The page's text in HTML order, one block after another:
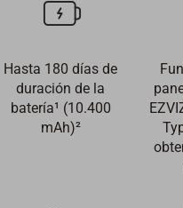
Hasta 180 días de
duración de la
batería¹ (10.400
mAh)²